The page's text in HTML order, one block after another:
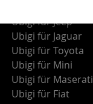
Ubigi für Jeep
Ubigi für Jaguar
Ubigi für Toyota
Ubigi für Mini
Ubigi für Maserati
Ubigi für Fiat